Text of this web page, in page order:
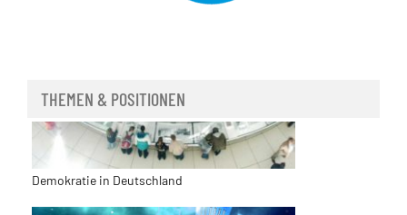
THEMEN & POSITIONEN
Demokratie in Deutschland